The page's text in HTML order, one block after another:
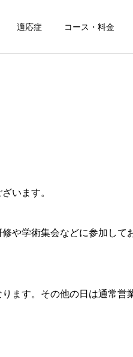
適応症 コース・料金
寺メックス鍼灸院
います。
や学術集会などに参加して
ます。その他の日は通常営